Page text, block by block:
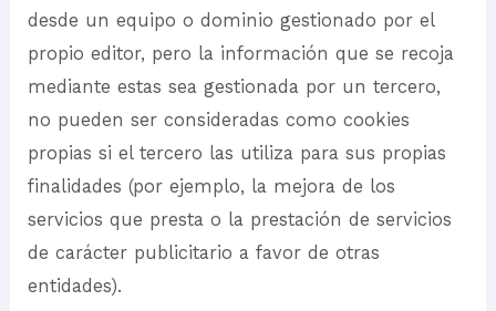
desde un equipo o dominio gestionado por el
propio editor, pero la información que se recoja
mediante estas sea gestionada por un tercero,
no pueden ser consideradas como cookies
propias si el tercero las utiliza para sus propias
finalidades (por ejemplo, la mejora de los
servicios que presta o la prestación de servicios
de carácter publicitario a favor de otras
entidades).